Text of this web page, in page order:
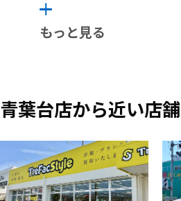
もっと見る
青葉台店から近い店舗